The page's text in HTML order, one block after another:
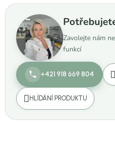
Zavolejte nám
funkcí
+421 918 669 804
HLÍDÁNÍ PRODUKTU